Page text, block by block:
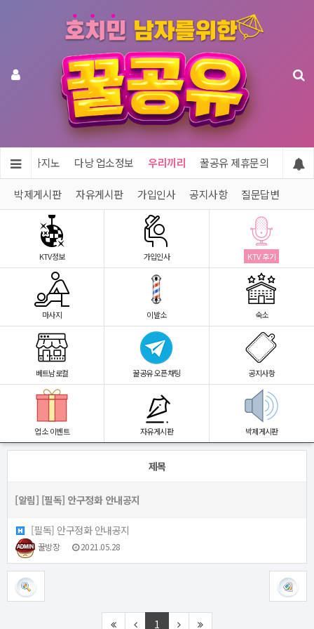
어 & 카지노 다낭 업소정보 우리끼리 꿀공유 제휴문의
박제게시판 자유게시판 가입인사 공지사항 질문답변
KTV정보 가입인사 KTV 후기
마사지 이발소 숙소
베트남로컬 꿀공유 오픈채팅 공지사항
업소 이벤트 자유게시판 박제게시판
제목
[알림] [필독] 안구정화 안내공지
[필독] 안구정화 안내공지
꿀방장 2021.05.28
1